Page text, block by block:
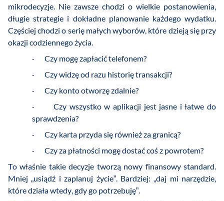
mikrodecyzje. Nie zawsze chodzi o wielkie postanowienia,
długie strategie i dokładne planowanie każdego wydatku.
Częściej chodzi o serię małych wyborów, które dzieją się przy
okazji codziennego życia.
· Czy mogę zapłacić telefonem?
· Czy widzę od razu historię transakcji?
· Czy konto otworzę zdalnie?
· Czy wszystko w aplikacji jest jasne i łatwe do
sprawdzenia?
· Czy karta przyda się również za granicą?
· Czy za płatności mogę dostać coś z powrotem?
To właśnie takie decyzje tworzą nowy finansowy standard.
Mniej „usiądź i zaplanuj życie”. Bardziej: „daj mi narzędzie,
które działa wtedy, gdy go potrzebuję”.